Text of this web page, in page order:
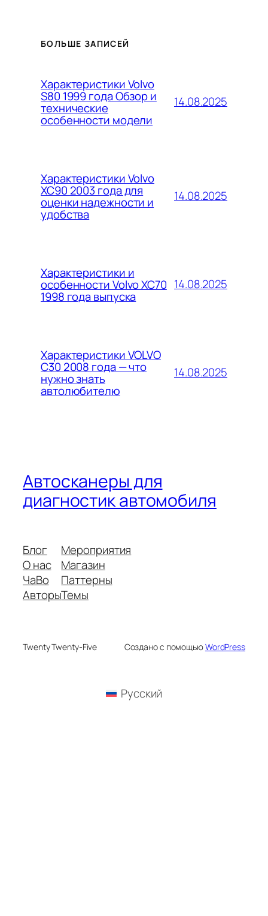
БОЛЬШЕ ЗАПИСЕЙ
Характеристики Volvo
S80 1999 года Обзор и
технические
особенности модели
14.08.2025
Характеристики Volvo
XC90 2003 года для
оценки надежности и
удобства
14.08.2025
Характеристики и
особенности Volvo XC70
1998 года выпуска
14.08.2025
Характеристики VOLVO
C30 2008 года — что
нужно знать
автолюбителю
14.08.2025
Автосканеры для
диагностик автомобиля
Блог
О нас
ЧаВо
Авторы
Мероприятия
Магазин
Паттерны
Темы
Twenty Twenty-Five Создано с помощьюWordPress
Русский